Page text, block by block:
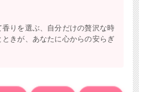
りを選ぶ、自分だけの贅沢な時
きが、あなたに心からの安らぎ